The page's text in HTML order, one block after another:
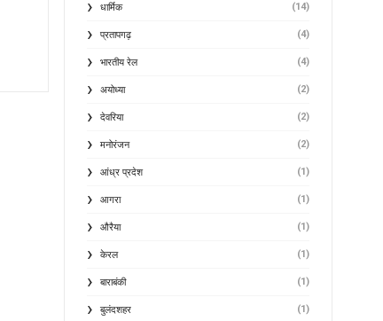
धार्मिक (14)
प्रतापगढ़ (4)
भारतीय रेल (4)
अयोध्या (2)
देवरिया (2)
मनोरंजन (2)
आंध्र प्रदेश (1)
आगरा (1)
औरैया (1)
केरल (1)
बाराबंकी (1)
बुलंदशहर (1)